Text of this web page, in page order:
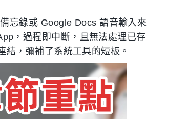
忘錄或 Google Docs 語音輸入來
，過程即中斷，且無法處理已存
結，彌補了系統工具的短板。